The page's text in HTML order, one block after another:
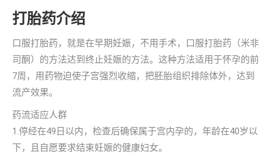
打胎药介绍
口服打胎药，就是在早期妊娠，不用手术，口服打胎药（米非
司酮）的方法达到终止妊娠的方法。这种方法适用于怀孕的前
7周，用药物迫使子宫强烈收缩，把胚胎组织排除体外，达到
流产效果。
药流适应人群
1.停经在49日以内，检查后确保属于宫内孕的，年龄在40岁以
下，且自愿要求结束妊娠的健康妇女。